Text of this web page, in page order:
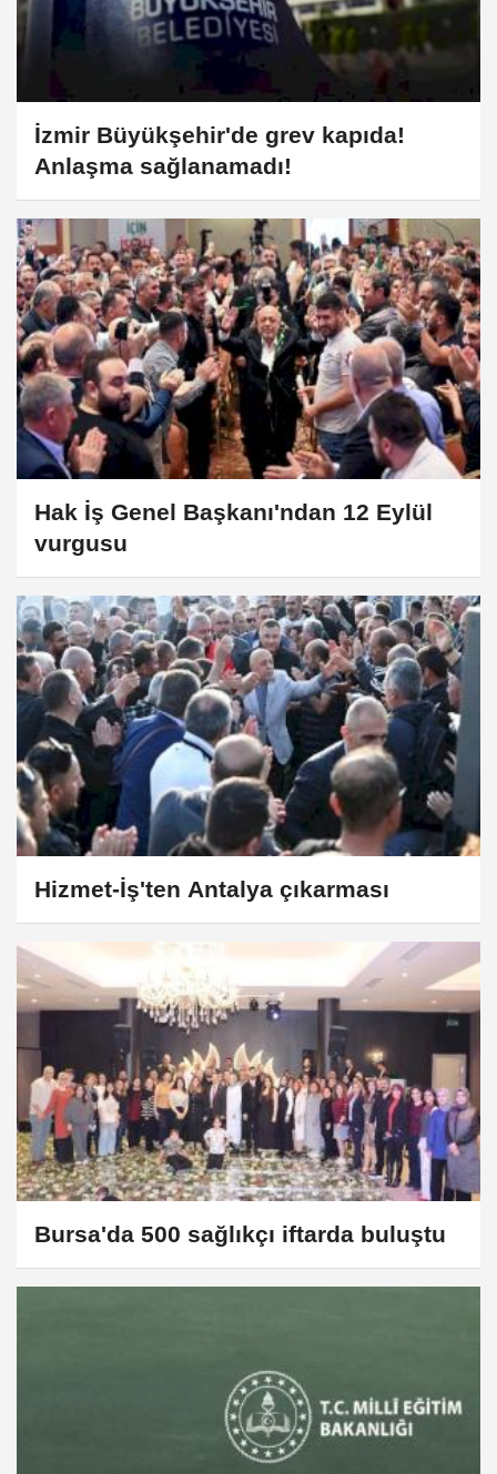
İzmir Büyükşehir'de grev kapıda!
Anlaşma sağlanamadı!
Hak İş Genel Başkanı'ndan 12 Eylül
vurgusu
Hizmet-İş'ten Antalya çıkarması
Bursa'da 500 sağlıkçı iftarda buluştu